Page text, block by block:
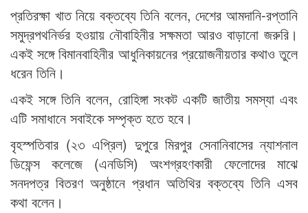
প্রতিরক্ষা খাত নিয়ে বক্তব্যে তিনি বলেন, দেশের আমদানি-রপ্তানি
সমুদ্রপথনির্ভর হওয়ায় নৌবাহিনীর সক্ষমতা আরও বাড়ানো জরুরি।
একই সঙ্গে বিমানবাহিনীর আধুনিকায়নের প্রয়োজনীয়তার কথাও তুলে
ধরেন তিনি।
একই সঙ্গে তিনি বলেন, রোহিঙ্গা সংকট একটি জাতীয় সমস্যা এবং
এটি সমাধানে সবাইকে সম্পৃক্ত হতে হবে।
বৃহস্পতিবার (২৩ এপ্রিল) দুপুরে মিরপুর সেনানিবাসের ন্যাশনাল
ডিফেন্স কলেজে (এনডিসি) অংশগ্রহণকারী ফেলোদের মাঝে
সনদপত্র বিতরণ অনুষ্ঠানে প্রধান অতিথির বক্তব্যে তিনি এসব
কথা বলেন।